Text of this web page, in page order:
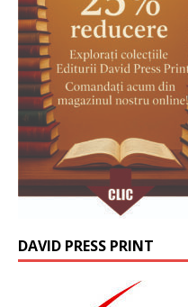
DAVID PRESS PRINT